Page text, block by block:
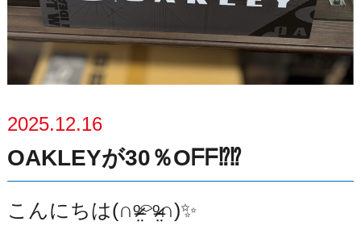
2025.12.16
OAKLEYが30％Oᖴᖴ⁉️⁉️
こんにちは(∩ᵒ̴̶̷̤⌔ᵒ̴̶̷̤∩)✨